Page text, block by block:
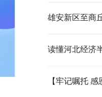
雄安新区至商